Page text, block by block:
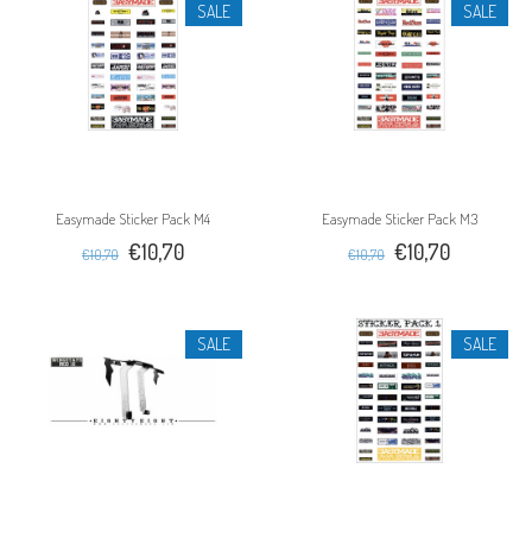
SALE
Easymade Sticker Pack M4
€10,70 €10,70
SALE
Easymade Sticker Pack M3
€10,70 €10,70
SALE SALE